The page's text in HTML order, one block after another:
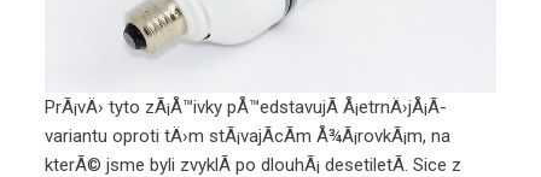
PrÃ¡vÄ› tyto zÃ¡Å™ivky pÅ™edstavujÃ­ Å¡etrnÄ›jÅ¡Ã­
variantu oproti tÄ›m stÃ¡vajÃ­cÃ­m Å¾Ã¡rovkÃ¡m, na
kterÃ© jsme byli zvyklÃ­ po dlouhÃ¡ desetiletÃ­. Sice z